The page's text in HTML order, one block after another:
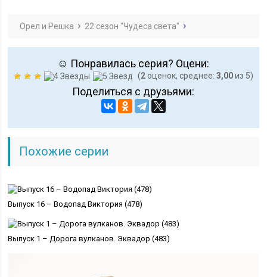
Орел и Решка 22 сезон "Чудеса света"
☺ Понравилась серия? Оцени:
(2оценок, среднее: 3,00из 5)
Поделиться с друзьями:
Похожие серии
Выпуск 16 – Водопад Виктория (478)
Выпуск 1 – Дорога вулканов. Эквадор (483)